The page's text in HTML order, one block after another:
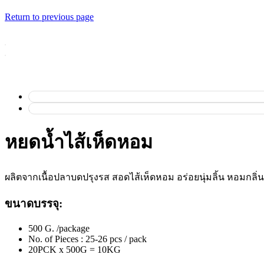
Return to previous page
หยดน้ำไส้เห็ดหอม
ผลิตจากเนื้อปลาบดปรุงรส สอดไส้เห็ดหอม อร่อยนุ่มลิ้น หอมกลิ่
ขนาดบรรจุ:
500 G. /package
No. of Pieces : 25-26 pcs / pack
20PCK x 500G = 10KG